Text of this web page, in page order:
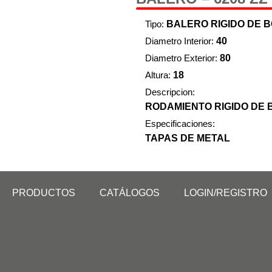
Tipo: BALERO RIGIDO DE
Diametro Interior: 40
Diametro Exterior: 80
Altura: 18
Descripcion:
RODAMIENTO RIGIDO DE
Especificaciones:
TAPAS DE METAL
PRODUCTOS CATÁLOGOS LOGIN/REGISTRO